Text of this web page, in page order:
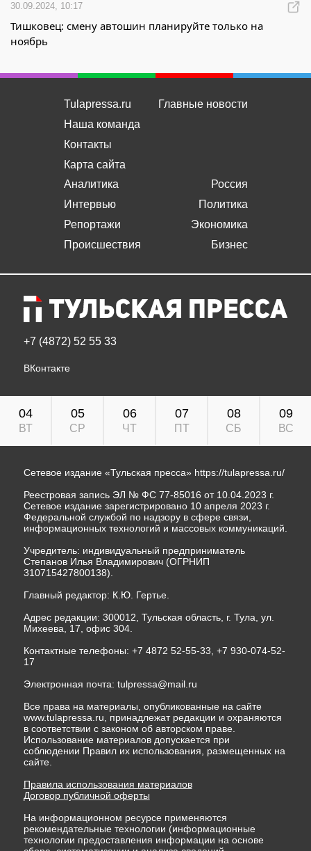
30.09.2024, 10:17
Тишковец: смену автошин планируйте только на
ноябрь
Tulapressa.ru
Наша команда
Контакты
Карта сайта
Главные новости
Аналитика
Интервью
Репортажи
Происшествия
Россия
Политика
Экономика
Бизнес
+7 (4872) 52 55 33
ВКонтакте
04
ВТ
05
СР
06
ЧТ
07
ПТ
08
СБ
09
ВС
Сетевое издание «Тульская пресса» https://tulapressa.ru/
Реестровая запись ЭЛ № ФС 77-85016 от 10.04.2023 г.
Сетевое издание зарегистрировано 10 апреля 2023 г.
Федеральной службой по надзору в сфере связи,
информационных технологий и массовых коммуникаций.
Учредитель: индивидуальный предприниматель
Степанов Илья Владимирович (ОГРНИП
310715427800138).
Главный редактор: К.Ю. Гертье.
Адрес редакции: 300012, Тульская область, г. Тула, ул.
Михеева, 17, офис 304.
Контактные телефоны: +7 4872 52-55-33, +7 930-074-52-
17
Электронная почта: tulpressa@mail.ru
Все права на материалы, опубликованные на сайте
www.tulapressa.ru, принадлежат редакции и охраняются
в соответствии с законом об авторском праве.
Использование материалов допускается при
соблюдении Правил их использования, размещенных на
сайте.
Правила использования материалов
Договор публичной оферты
На информационном ресурсе применяются
рекомендательные технологии (информационные
технологии предоставления информации на основе